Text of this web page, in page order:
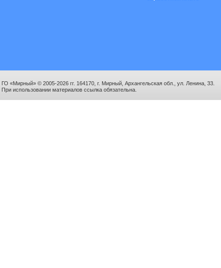
ГО «Мирный» © 2005-2026 гг. 164170, г. Мирный, Архангельская обл., ул. Ленина, 33.
При использовании материалов ссылка обязательна.